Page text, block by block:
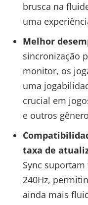
brusca na
uma
Melhor
sincronização
monitor, os
uma
crucial em
e outros
taxa de
Sync
240Hz,
ainda mais